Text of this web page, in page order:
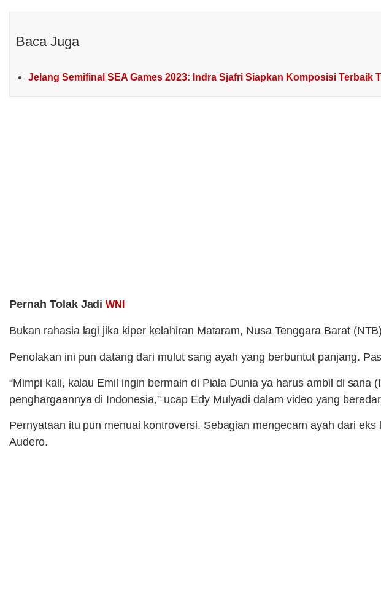
Baca Juga
Jelang Semifinal SEA Games 2023: Indra Sjafri Siapkan Komposisi Terbaik
Pernah Tolak JadiWNI
Bukan rahasia lagi jika kiper kelahiran Mataram, Nusa Tenggara Barat
Penolakan ini pun datang dari mulut sang ayah yang berbuntut panjang.
“Mimpi kali, kalau Emil ingin bermain di Piala Dunia ya harus ambil di
penghargaannya di Indonesia,” ucap Edy Mulyadi dalam video yang
Pernyataan itu pun menuai kontroversi. Sebagian mengecam ayah dari
Audero.